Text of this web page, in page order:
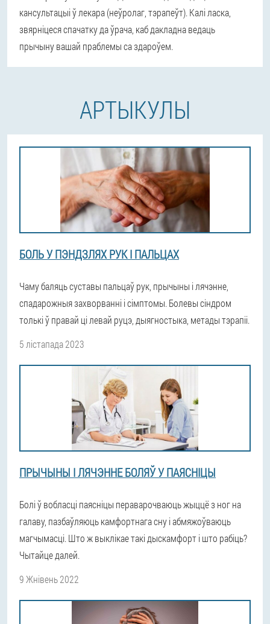
кансультацыі ў лекара (неўролаг, тэрапеўт). Калі ласка,
звярніцеся спачатку да ўрача, каб дакладна ведаць
прычыну вашай праблемы са здароўем.
АРТЫКУЛЫ
БОЛЬ У ПЭНДЗЛЯХ РУК І ПАЛЬЦАХ
Чаму баляць суставы пальцаў рук, прычыны і лячэнне,
спадарожныя захворванні і сімптомы. Болевы сіндром
толькі ў правай ці левай руцэ, дыягностыка, метады тэрапіі.
5 лістапада 2023
ПРЫЧЫНЫ І ЛЯЧЭННЕ БОЛЯЎ У ПАЯСНІЦЫ
Болі ў вобласці паясніцы пераварочваюць жыццё з ног на
галаву, пазбаўляюць камфортнага сну і абмяжоўваюць
магчымасці. Што ж выклікае такі дыскамфорт і што рабіць?
Чытайце далей.
9 Жнівень 2022